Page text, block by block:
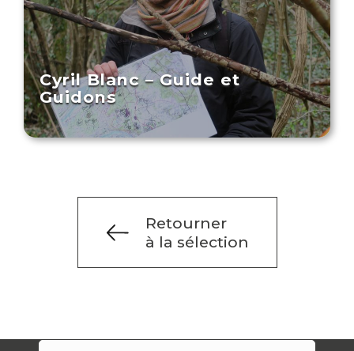
Cyril Blanc – Guide et
Guidons
Retourner
à la sélection